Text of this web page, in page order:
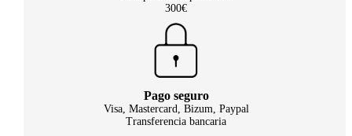
300€
Pago seguro
Visa, Mastercard, Bizum, Paypal
Transferencia bancaria